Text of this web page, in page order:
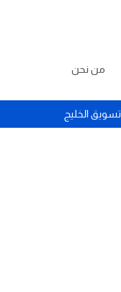
من نحن
تسويق الخليج